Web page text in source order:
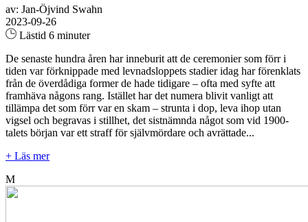
av: Jan-Öjvind Swahn
2023-09-26
Lästid 6 minuter
De senaste hundra åren har inneburit att de ceremonier som förr i
tiden var förknippade med levnadsloppets stadier idag har förenklats
från de överdådiga former de hade tidigare – ofta med syfte att
framhäva någons rang. Istället har det numera blivit vanligt att
tillämpa det som förr var en skam – strunta i dop, leva ihop utan
vigsel och begravas i stillhet, det sistnämnda något som vid 1900-
talets början var ett straff för självmördare och avrättade...
+ Läs mer
M